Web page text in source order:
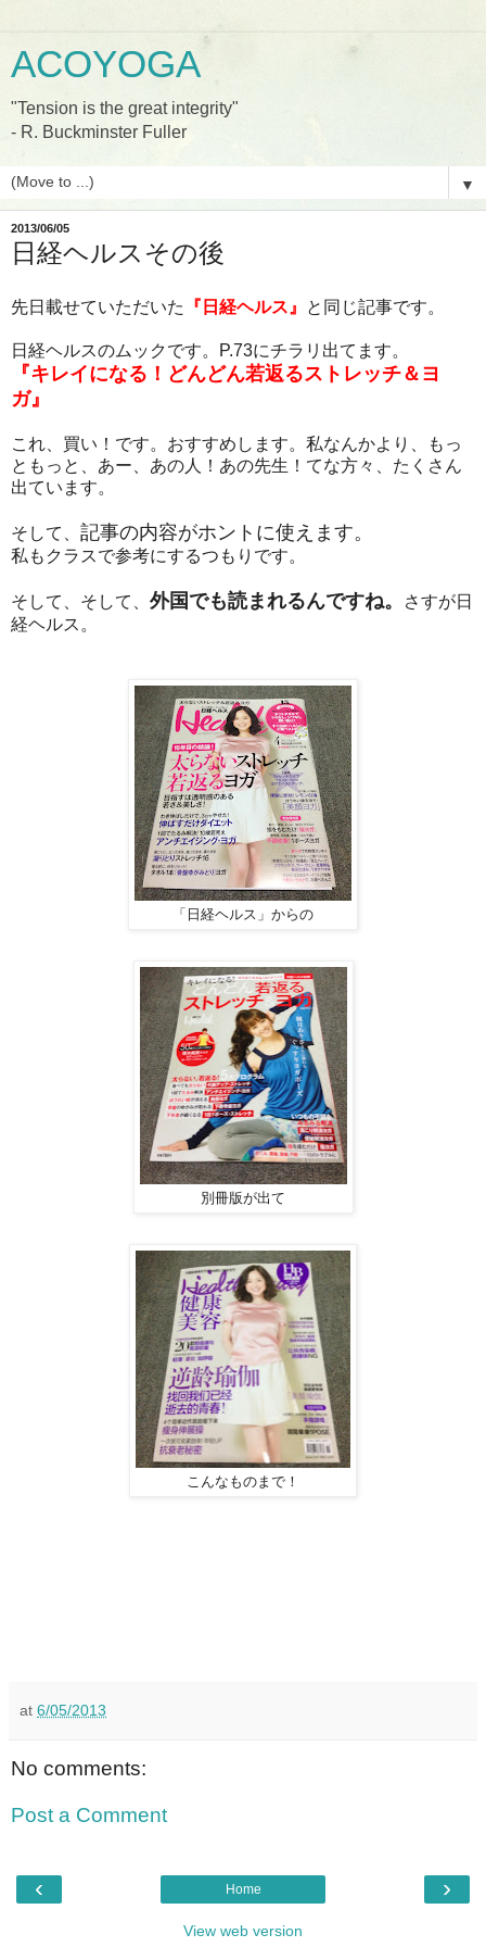
ACOYOGA
"Tension is the great integrity"
- R. Buckminster Fuller
▼
2013/06/05
日経ヘルスその後
先日載せていただいた 『日経ヘルス』 と同じ記事です。
日経ヘルスのムックです。P.73にチラリ出てます。
『キレイになる！どんどん若返るストレッチ＆ヨ
ガ』
これ、買い！です。おすすめします。私なんかより、もっ
ともっと、あー、あの人！あの先生！てな方々、たくさん
出ています。
そして、 記事の内容がホントに使えます。
私もクラスで参考にするつもりです。
そして、そして、 外国でも読まれるんですね。
さすが日
経ヘルス。
「日経ヘルス」からの
別冊版が出て
こんなものまで！
at 6/05/2013
No comments:
Post a Comment
‹ ›
Home
View web version